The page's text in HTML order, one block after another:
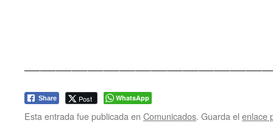
——————————
Share Post WhatsApp
Esta entrada fue publicada en Comunicados. Guarda el enlace